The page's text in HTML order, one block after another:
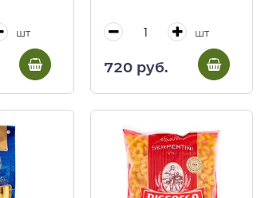
шт шт
720 руб.